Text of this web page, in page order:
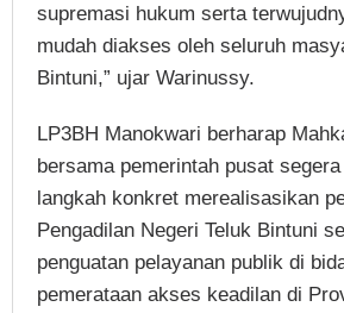
supremasi hukum serta
mudah diakses oleh seluruh
Bintuni,” ujar Warinussy.
LP3BH Manokwari berharap
bersama pemerintah pusat
langkah konkret merealisasikan
Pengadilan Negeri Teluk Bintuni
penguatan pelayanan publik di
pemerataan akses keadilan di